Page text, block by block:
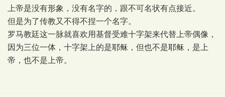
上帝是没有形象，没有名字的，跟不可名状有点接近。
但是为了传教又不得不捏一个名字。
罗马教廷这一脉就喜欢用基督受难十字架来代替上帝偶像，
因为三位一体，十字架上的是耶稣，但也不是耶稣，是上
帝，也不是上帝。